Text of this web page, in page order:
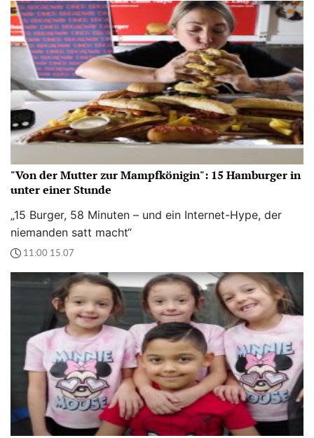
"Von der Mutter zur Mampfkönigin": 15 Hamburger in
unter einer Stunde
„15 Burger, 58 Minuten – und ein Internet-Hype, der
niemanden satt macht“
11:00 15.07